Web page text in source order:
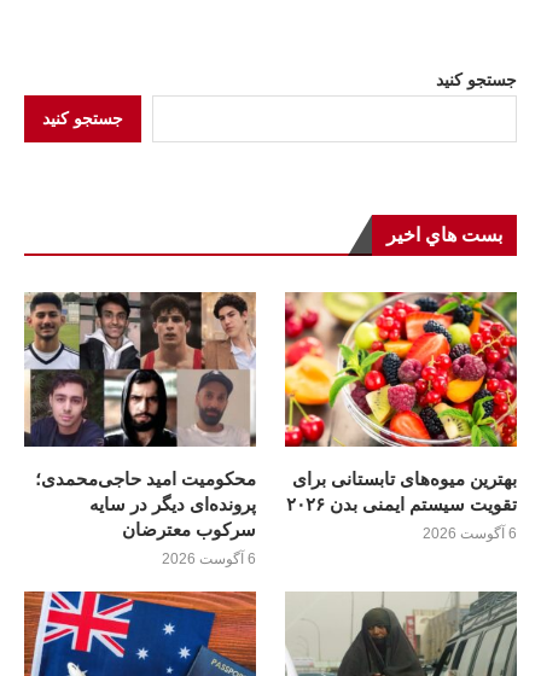
جستجو کنید
جستجو کنید
بست هاي اخير
بهترین میوه‌های تابستانی برای
تقویت سیستم ایمنی بدن ۲۰۲۶
6 آگوست 2026
محکومیت امید حاجی‌محمدی؛
پرونده‌ای دیگر در سایه
سرکوب معترضان
6 آگوست 2026